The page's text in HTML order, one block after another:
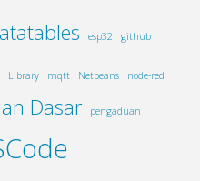
esp32 github
Library mqtt Netbeans node-red
Dasar pengaduan